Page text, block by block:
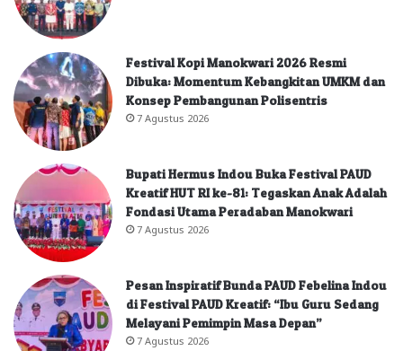
Festival Kopi Manokwari 2026 Resmi
Dibuka: Momentum Kebangkitan UMKM dan
Konsep Pembangunan Polisentris
7 Agustus 2026
Bupati Hermus Indou Buka Festival PAUD
Kreatif HUT RI ke-81: Tegaskan Anak Adalah
Fondasi Utama Peradaban Manokwari
7 Agustus 2026
Pesan Inspiratif Bunda PAUD Febelina Indou
di Festival PAUD Kreatif: “Ibu Guru Sedang
Melayani Pemimpin Masa Depan”
7 Agustus 2026